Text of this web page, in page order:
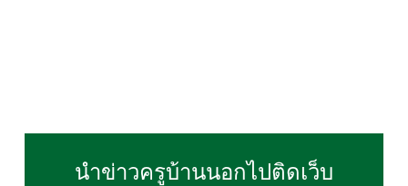
นำข่าวครูบ้านนอกไปติดเว็บ